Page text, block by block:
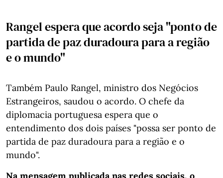
Rangel espera que acordo seja "ponto de
partida de paz duradoura para a região
e o mundo"
Também Paulo Rangel, ministro dos Negócios
Estrangeiros, saudou o acordo. O chefe da
diplomacia portuguesa espera que o
entendimento dos dois países "possa ser ponto de
partida de paz duradoura para a região e o
mundo".
Na mensagem publicada nas redes sociais, o